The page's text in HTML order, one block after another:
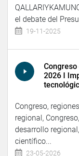
el debate del
19-11-2025
2026 I
Congreso,
regional,
desarrollo
científico...
23-05-2026